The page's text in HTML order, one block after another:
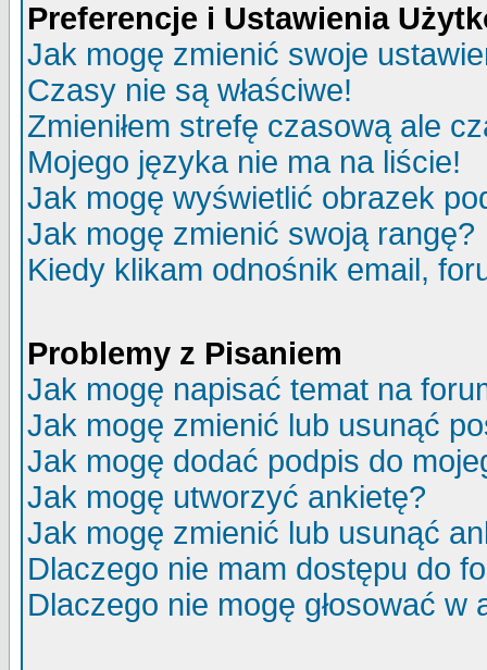
Preferencje i Ustawienia
Jak mogę zmienić swoje
Czasy nie są właściwe!
Zmieniłem strefę czasową ale
Mojego języka nie ma na liście!
Jak mogę wyświetlić obrazek
Jak mogę zmienić swoją rangę?
Kiedy klikam odnośnik email,
Problemy z Pisaniem
Jak mogę napisać temat na
Jak mogę zmienić lub usunąć
Jak mogę dodać podpis do
Jak mogę utworzyć ankietę?
Jak mogę zmienić lub usunąć
Dlaczego nie mam dostępu do
Dlaczego nie mogę głosować w